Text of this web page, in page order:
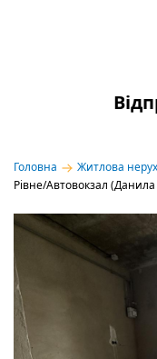
Головна
Житлова
Рівне/Автовокзал